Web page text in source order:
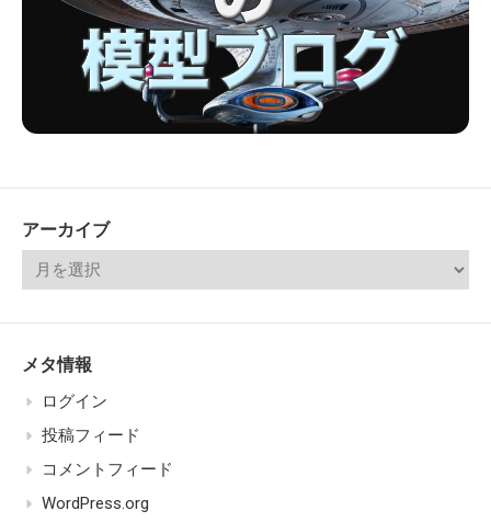
アーカイブ
メタ情報
ログイン
投稿フィード
コメントフィード
WordPress.org